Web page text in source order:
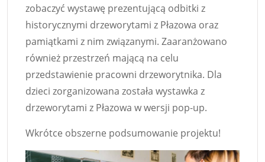
zobaczyć wystawę prezentującą odbitki z
historycznymi drzeworytami z Płazowa oraz
pamiątkami z nim związanymi. Zaaranżowano
również przestrzeń mającą na celu
przedstawienie pracowni drzeworytnika. Dla
dzieci zorganizowana została wystawka z
drzeworytami z Płazowa w wersji pop-up.
Wkrótce obszerne podsumowanie projektu!